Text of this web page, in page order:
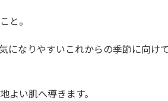
と。
になりやすいこれからの季節に向け
よい肌へ導きます。